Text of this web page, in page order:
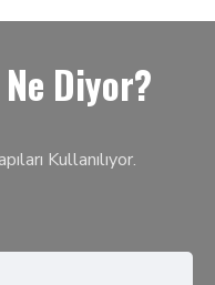
Diyor?
Kullanılıyor.